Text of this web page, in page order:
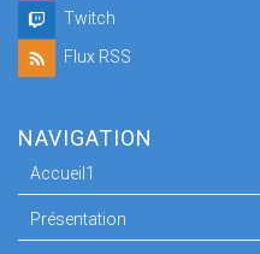
Twitch
Flux RSS
NAVIGATION
Accueil1
Présentation